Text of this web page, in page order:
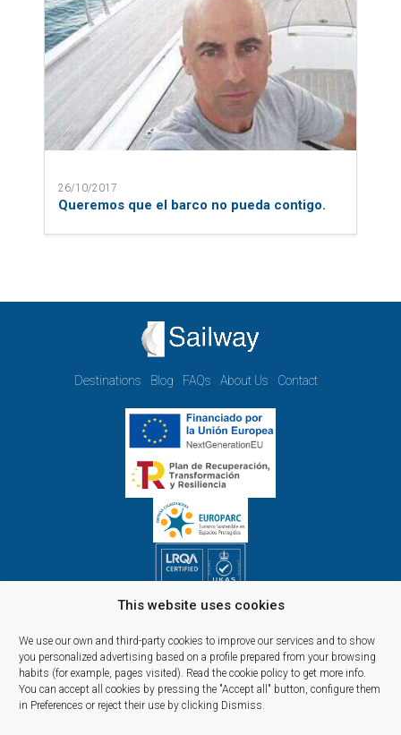
This website uses cookies
We use our own and third-party cookies to improve our services and to show
you personalized advertising based on a profile prepared from your browsing
habits (for example, pages visited). Read the cookie policy to get more info.
You can accept all cookies by pressing the "Accept all" button, configure them
in Preferences or reject their use by clicking Dismiss.
26/10/2017
Queremos que el barco no pueda contigo.
Destinations Blog FAQs About Us Contact
09.00h - 14.00h and 15.00h - 18.00h
Reservations, telephone and commercial customer service:
10:00 a 14:00 y de 16:00 a 20:00
(April 1st - September 30th)